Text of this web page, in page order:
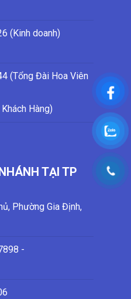
(Kinh doanh)
(Tổng Đài Hoa Viên
Hàng)
TẠI TP
Phường Gia Định,
-